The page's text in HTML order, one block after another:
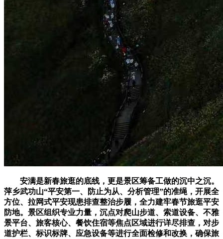
安满是新春旅逛的底线，更是景区筹备工做的沉中之沉。
萍乡武功山“平安第一、防止为从、分析管理”的准绳，开展全
方位、拉网式平安现患排查整治步履，全力建牢春节旅逛平安
防地。景区组织专业力量，沉点对爬山步道、索道设备、不雅
景平台、旅客核心、餐饮住宿等焦点区域进行详尽排查，对步
道护栏、标识标牌、应急设备等进行全面检修和改换，确保旅